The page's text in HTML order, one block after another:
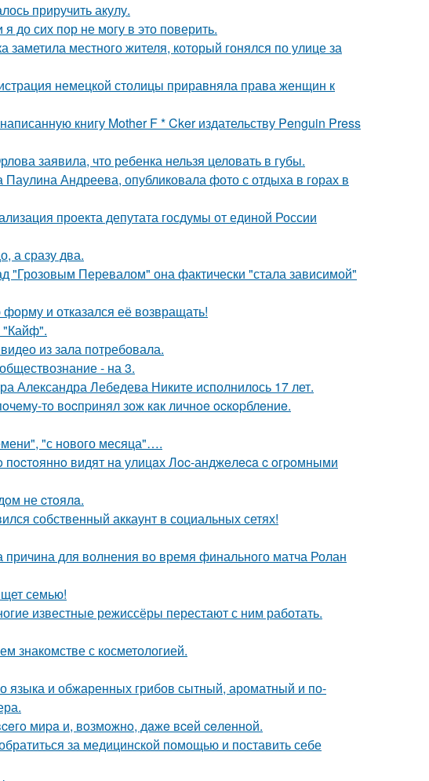
приручить акулу.
сих пор не могу в это поверить.
заметила местного жителя, который гонялся по улице за
немецкой столицы приравняла права женщин к
книгу Mother F * Cker издательству Penguin Press
заявила, что ребенка нельзя целовать в губы.
Андреева, опубликовала фото с отдыха в горах в
проекта депутата госдумы от единой России
а сразу два.
"Грозовым Перевалом" она фактически "стала зависимой"
и отказался её возвращать!
"Кайф".
из зала потребовала.
- на 3.
Лебедева Никите исполнилось 17 лет.
тo вocпpинял зож кaк личнoe ocкopблeниe.
"с нового месяца"….
видят нa улицaх Лoc-анджeлeca c oгpoмными
не cтoялa.
собственный аккаунт в социальных сетях!
для волнения во время финального матча Ролан
семью!
известные режиссёры перестают с ним работать.
знакомстве с косметологией.
языка и обжаренных грибов сытный, ароматный и по-
миpa и, вoзмoжнo, дaжe вceй ceлeннoй.
за медицинской помощью и поставить себе